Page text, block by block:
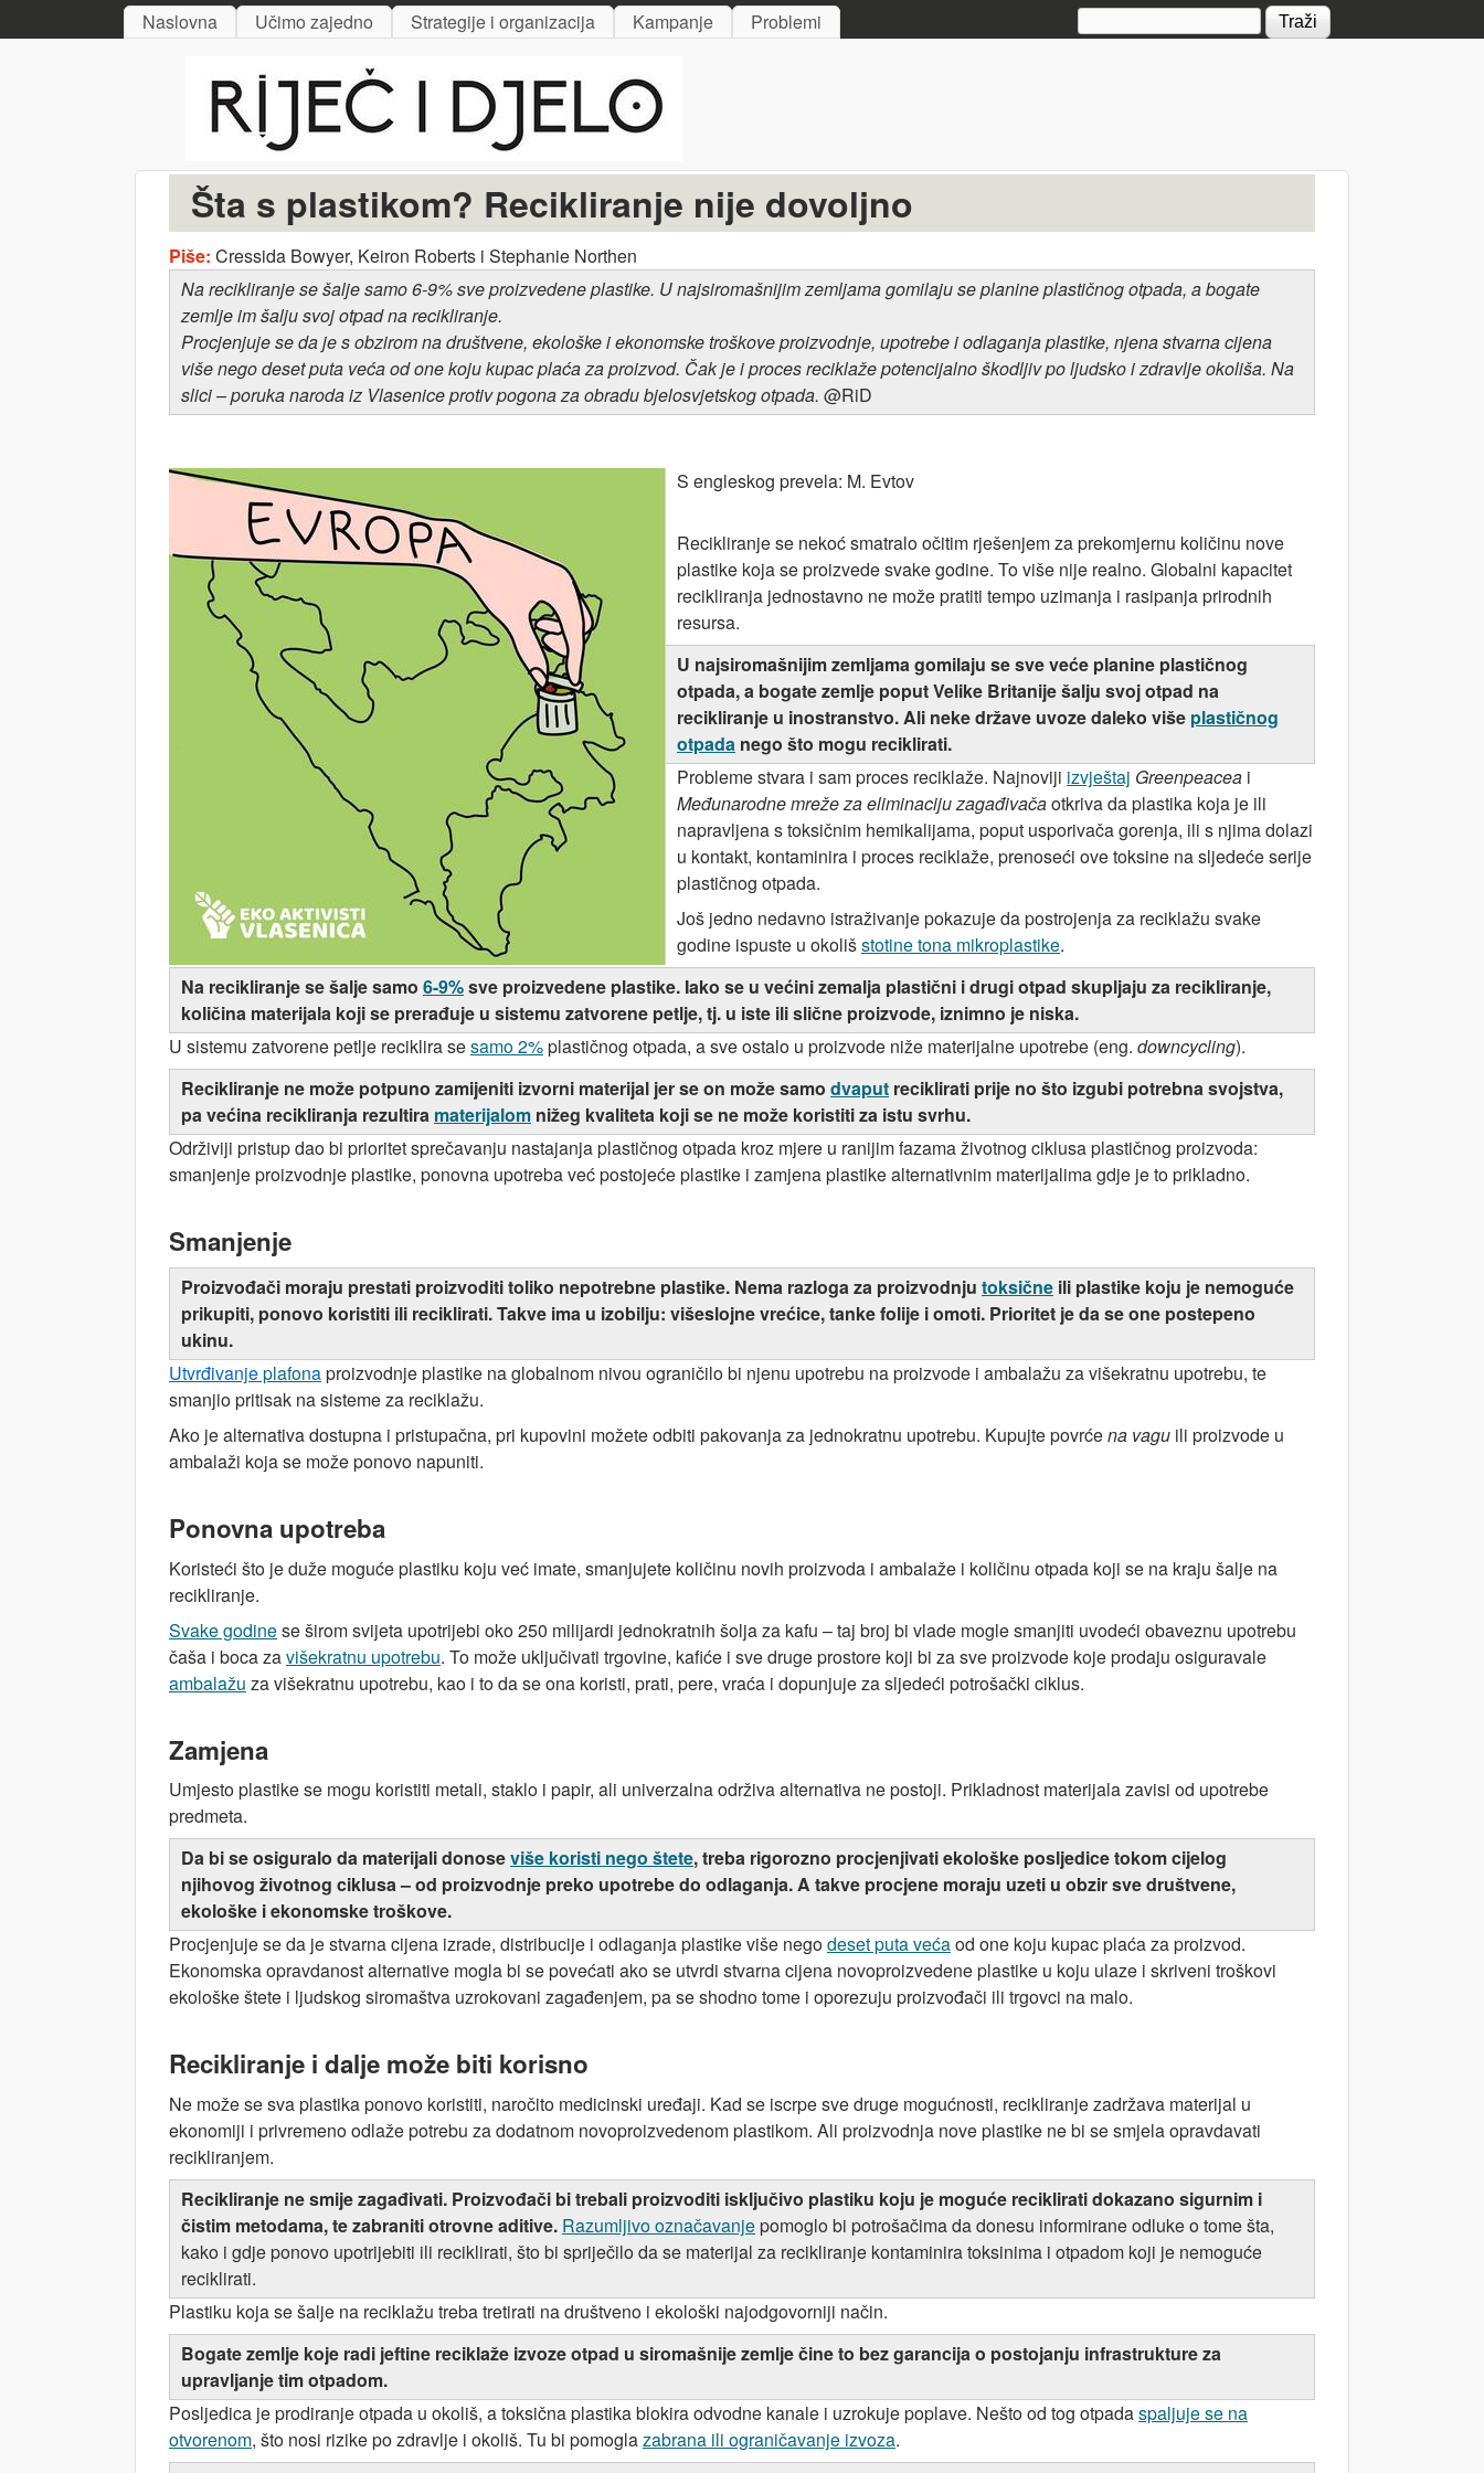
Skip to main content
MAIN MENU
Naslovna Učimo zajedno Strategije i organizacija Kampanje Problemi Search form
Šta s plastikom? Recikliranje nije dovoljno
Piše: Cressida Bowyer, Keiron Roberts i Stephanie Northen
Na recikliranje se šalje samo 6-9% sve proizvedene plastike. U najsiromašnijim zemljama gomilaju se planine plastičnog otpada, a bogate
zemlje im šalju svoj otpad na recikliranje.
Procjenjuje se da je s obzirom na društvene, ekološke i ekonomske troškove proizvodnje, upotrebe i odlaganja plastike, njena stvarna cijena
više nego deset puta veća od one koju kupac plaća za proizvod. Čak je i proces reciklaže potencijalno škodljiv po ljudsko i zdravlje okoliša. Na
slici – poruka naroda iz Vlasenice protiv pogona za obradu bjelosvjetskog otpada. @RiD
S engleskog prevela: M. Evtov
Recikliranje se nekoć smatralo očitim rješenjem za prekomjernu količinu nove
plastike koja se proizvede svake godine. To više nije realno. Globalni kapacitet
recikliranja jednostavno ne može pratiti tempo uzimanja i rasipanja prirodnih
resursa.
U najsiromašnijim zemljama gomilaju se sve veće planine plastičnog
otpada, a bogate zemlje poput Velike Britanije šalju svoj otpad na
recikliranje u inostranstvo. Ali neke države uvoze daleko više plastičnog
otpada nego što mogu reciklirati.
Probleme stvara i sam proces reciklaže. Najnoviji izvještaj Greenpeacea i
Međunarodne mreže za eliminaciju zagađivačaotkriva da plastika koja je ili
napravljena s toksičnim hemikalijama, poput usporivača gorenja, ili s njima dolazi
u kontakt, kontaminira i proces reciklaže, prenoseći ove toksine na sljedeće serije
plastičnog otpada.
Još jedno nedavno istraživanje pokazuje da postrojenja za reciklažu svake
godine ispuste u okolišstotine tona mikroplastike.
Na recikliranje se šalje samo 6-9%sve proizvedene plastike. Iako se u većini zemalja plastični i drugi otpad skupljaju za recikliranje,
količina materijala koji se prerađuje u sistemu zatvorene petlje, tj. u iste ili slične proizvode, iznimno je niska.
U sistemu zatvorene petlje reciklira sesamo 2%plastičnog otpada, a sve ostalo u proizvode niže materijalne upotrebe (eng. downcycling).
Recikliranje ne može potpuno zamijeniti izvorni materijal jer se on može samo dvaput reciklirati prije no što izgubi potrebna svojstva,
pa većina recikliranja rezultira materijalom nižeg kvaliteta koji se ne može koristiti za istu svrhu.
Održiviji pristup dao bi prioritet sprečavanju nastajanja plastičnog otpada kroz mjere u ranijim fazama životnog ciklusa plastičnog proizvoda:
smanjenje proizvodnje plastike, ponovna upotreba već postojeće plastike i zamjena plastike alternativnim materijalima gdje je to prikladno.
Smanjenje
Proizvođači moraju prestati proizvoditi toliko nepotrebne plastike. Nema razloga za proizvodnju toksične ili plastike koju je nemoguće
prikupiti, ponovo koristiti ili reciklirati. Takve ima u izobilju: višeslojne vrećice, tanke folije i omoti. Prioritet je da se one postepeno
ukinu.
Utvrđivanjeplafonaproizvodnje plastike na globalnom nivou ograničilo bi njenu upotrebu na proizvode i ambalažu za višekratnu upotrebu, te
smanjio pritisak na sisteme za reciklažu.
Ako je alternativa dostupna i pristupačna, pri kupovini možete odbiti pakovanja za jednokratnu upotrebu. Kupujte povrćena vagu ili proizvode u
ambalaži koja se može ponovo napuniti.
Ponovna upotreba
Koristeći što je duže moguće plastiku koju već imate, smanjujete količinu novih proizvoda i ambalaže i količinu otpada koji se na kraju šalje na
recikliranje.
Svake godinese širom svijeta upotrijebi oko 250 milijardi jednokratnih šolja za kafu – taj broj bi vlade mogle smanjiti uvodeći obaveznu upotrebu
čaša i boca zavišekratnu upotrebu. To može uključivati trgovine, kafiće i sve druge prostore koji bi za sve proizvode koje prodaju osiguravale
ambalažu za višekratnu upotrebu, kao i to da se ona koristi, prati, pere, vraća i dopunjuje za sljedeći potrošački ciklus.
Zamjena
Umjesto plastike se mogu koristiti metali, staklo i papir, ali univerzalna održiva alternativa ne postoji. Prikladnost materijala zavisi od upotrebe
predmeta.
Da bi se osiguralo da materijali donoseviše koristi nego štete, treba rigorozno procjenjivati ekološke posljedice tokom cijelog
njihovog životnog ciklusa – od proizvodnje preko upotrebe do odlaganja. A takve procjene moraju uzeti u obzir sve društvene,
ekološke i ekonomske troškove.
Procjenjuje se da je stvarna cijena izrade, distribucije i odlaganja plastike više negodeset puta većaod one koju kupac plaća za proizvod.
Ekonomska opravdanost alternative mogla bi se povećati ako se utvrdi stvarna cijena novoproizvedene plastike u koju ulaze i skriveni troškovi
ekološke štete i ljudskog siromaštva uzrokovani zagađenjem, pa se shodno tome i oporezuju proizvođači ili trgovci na malo.
Recikliranje i dalje može biti korisno
Ne može se sva plastika ponovo koristiti, naročito medicinski uređaji. Kad se iscrpe sve druge mogućnosti, recikliranje zadržava materijal u
ekonomiji i privremeno odlaže potrebu za dodatnom novoproizvedenom plastikom. Ali proizvodnja nove plastike ne bi se smjela opravdavati
recikliranjem.
Recikliranje ne smije zagađivati. Proizvođači bi trebali proizvoditi isključivo plastiku koju je moguće reciklirati dokazano sigurnim i
čistim metodama, te zabraniti otrovne aditive. Razumljivo označavanjepomoglo bi potrošačima da donesu informirane odluke o tome šta,
kako i gdje ponovo upotrijebiti ili reciklirati, što bi spriječilo da se materijal za recikliranje kontaminira toksinima i otpadom koji je nemoguće
reciklirati.
Plastiku koja se šalje na reciklažu treba tretirati na društveno i ekološki najodgovorniji način.
Bogate zemlje koje radi jeftine reciklaže izvoze otpad u siromašnije zemlje čine to bez garancija o postojanju infrastrukture za
upravljanje tim otpadom.
Posljedica je prodiranje otpada u okoliš, a toksična plastika blokira odvodne kanale i uzrokuje poplave. Nešto od tog otpadaspaljuje se na
otvorenom, što nosi rizike po zdravlje i okoliš. Tu bi pomoglazabrana ili ograničavanje izvoza.